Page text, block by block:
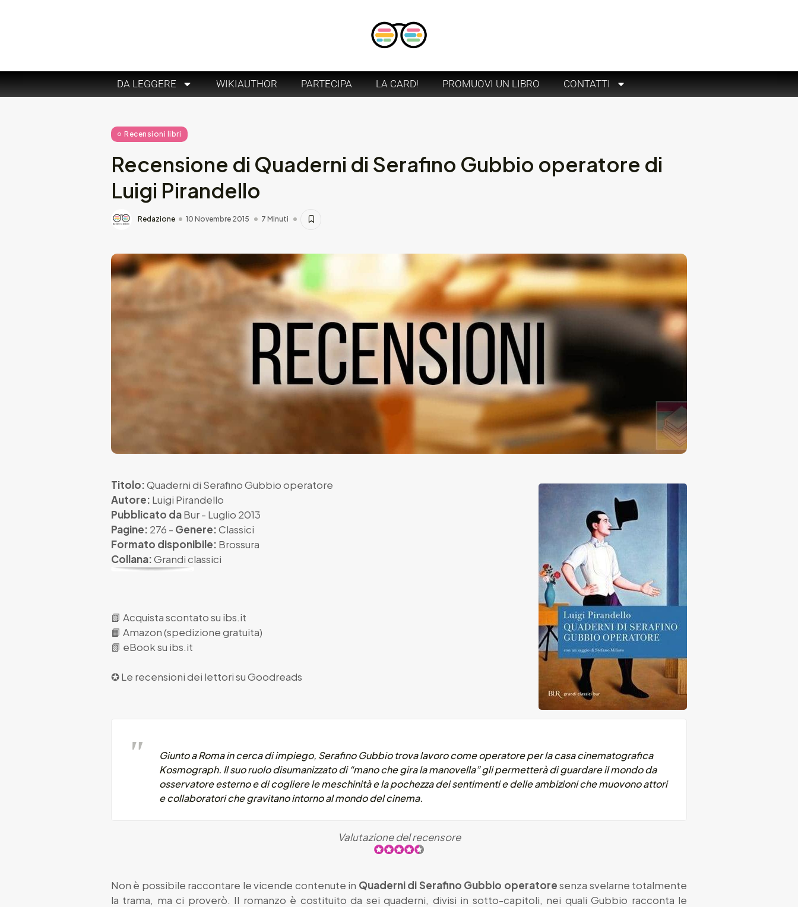
DA LEGGERE WIKIAUTHOR PARTECIPA LA CARD! PROMUOVI UN LIBRO CONTATTI
Recensioni libri
Recensione di Quaderni di Serafino Gubbio operatore di
Luigi Pirandello
Redazione 10 Novembre 2015 7 Minuti
Titolo:Quaderni di Serafino Gubbio operatore
Autore: Luigi Pirandello
Pubblicato daBur- Luglio 2013
Pagine: 276 - Genere:Classici
Formato disponibile: Brossura
Collana:Grandi classici
📗 Acquista scontato su ibs.it
📙 Amazon (spedizione gratuita)
📗 eBook su ibs.it
✪ Le recensioni dei lettori suGoodreads
Giunto a Roma in cerca di impiego, Serafino Gubbio trova lavoro come operatore per la casa cinematografica
Kosmograph. Il suo ruolo disumanizzato di “mano che gira la manovella” gli permetterà di guardare il mondo da
osservatore esterno e di cogliere le meschinità e la pochezza dei sentimenti e delle ambizioni che muovono attori
e collaboratori che gravitano intorno al mondo del cinema.
Valutazione del recensore
Non è possibile raccontare le vicende contenute in Quaderni di Serafino Gubbio operatoresenza svelarne totalmente
la trama, ma ci proverò. Il romanzo è costituito da sei quaderni, divisi in sotto-capitoli, nei quali Gubbio racconta le